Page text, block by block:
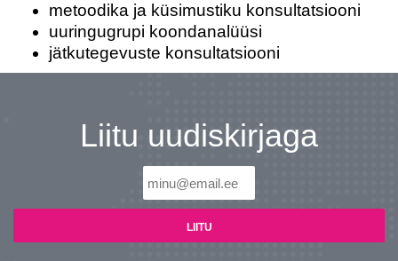
metoodika ja küsimustiku konsultatsiooni
uuringugrupi koondanalüüsi
jätkutegevuste konsultatsiooni
Liitu uudiskirjaga